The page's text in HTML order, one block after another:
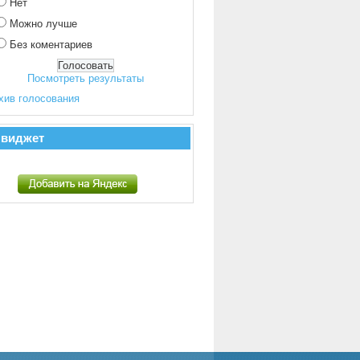
Нет
Можно лучше
Без коментариев
Посмотреть результаты
голосования